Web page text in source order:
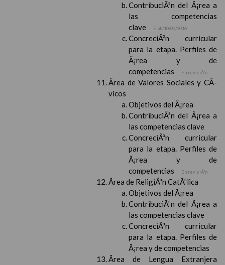
ContribuciÃ³n del Ã¡rea a
las competencias
clave
Elab/10/06/2016
ConcreciÃ³n curricular
para la etapa. Perfiles de
Ã¡rea y de
competencias
En revisiÃ³n
Ãrea de Valores Sociales y CÃ­
vicos
Objetivos del Ã¡rea
ContribuciÃ³n del Ã¡rea a
las competencias clave
ConcreciÃ³n curricular
para la etapa. Perfiles de
Ã¡rea y de
competencias
En revisiÃ³n
Ãrea de ReligiÃ³n CatÃ³lica
Objetivos del Ã¡rea
ContribuciÃ³n del Ã¡rea a
las competencias clave
ConcreciÃ³n curricular
para la etapa. Perfiles de
Ã¡rea y de competencias
Ãrea de Lengua Extranjera